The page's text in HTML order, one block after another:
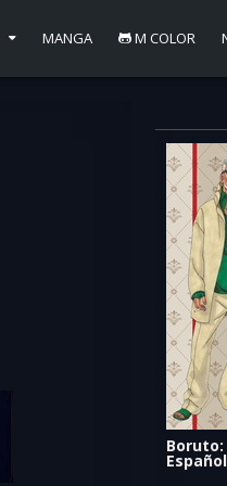
MANGA M COLOR
Español